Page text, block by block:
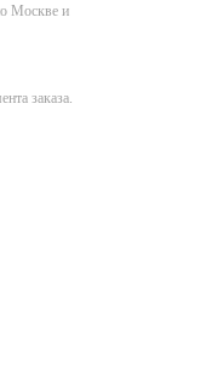
Москве и
заказа.